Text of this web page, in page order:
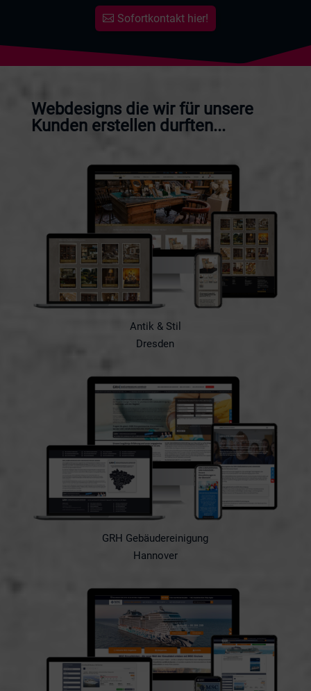
Sofortkontakt hier!
Webdesigns die wir für unsere
Kunden erstellen durften...
Antik & Stil
Dresden
GRH Gebäudereinigung
Hannover